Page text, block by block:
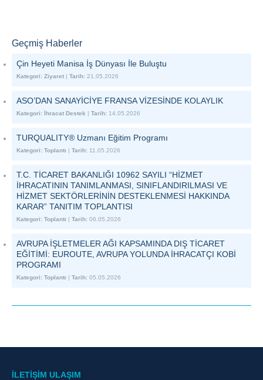
Geçmiş Haberler
Çin Heyeti Manisa İş Dünyası İle Buluştu
Kategori: Ziyaret | Tarih: 21.05.2026
ASO’DAN SANAYİCİYE FRANSA VİZESİNDE KOLAYLIK
Kategori: İhracat Destek | Tarih: 14.05.2026
TURQUALITY® Uzmanı Eğitim Programı
Kategori: Toplantı | Tarih: 11.05.2026
T.C. TİCARET BAKANLIĞI 10962 SAYILI “HİZMET
İHRACATININ TANIMLANMASI, SINIFLANDIRILMASI VE
HİZMET SEKTÖRLERİNİN DESTEKLENMESİ HAKKINDA
KARAR” TANITIM TOPLANTISI
Kategori: Toplantı | Tarih: 06.05.2026
AVRUPA İŞLETMELER AĞI KAPSAMINDA DIŞ TİCARET
EĞİTİMİ: EUROUTE, AVRUPA YOLUNDA İHRACATÇI KOBİ
PROGRAMI
Kategori: Toplantı | Tarih: 05.05.2026
İLETİŞİM ULAŞIM